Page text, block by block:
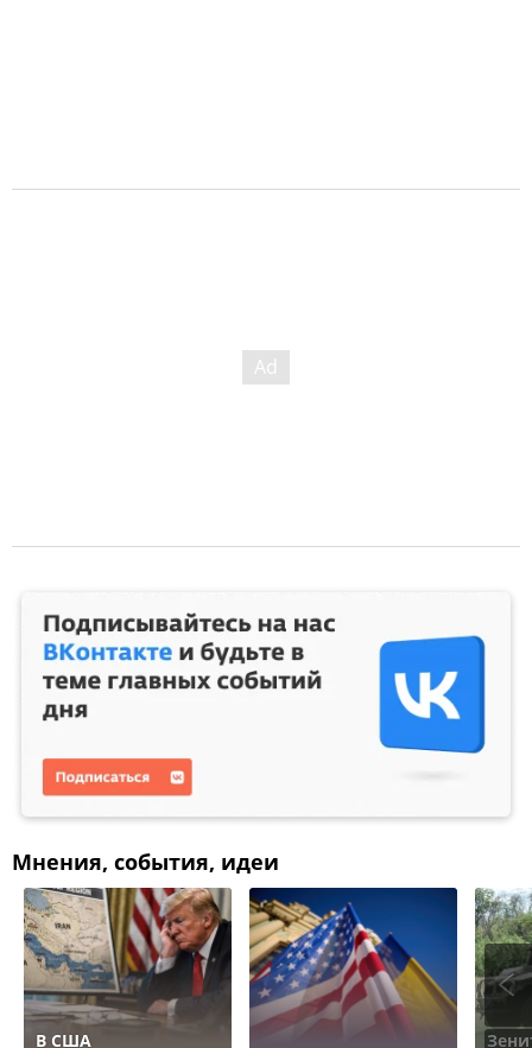
Мнения, события, идеи
В США